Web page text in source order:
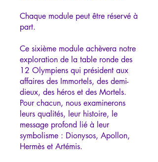
Chaque module peut être réservé à
part.
Ce sixième module achèvera notre
exploration de la table ronde des
12 Olympiens qui président aux
affaires des Immortels, des demi-
dieux, des héros et des Mortels.
Pour chacun, nous examinerons
leurs qualités, leur histoire, le
message profond lié à leur
symbolisme : Dionysos, Apollon,
Hermès et Artémis.